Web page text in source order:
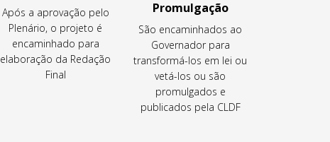
Após a aprovação pelo
Plenário, o projeto é
encaminhado para
elaboração da Redação
Final
Promulgação
São encaminhados ao
Governador para
transformá-los em lei ou
vetá-los ou são
promulgados e
publicados pela CLDF